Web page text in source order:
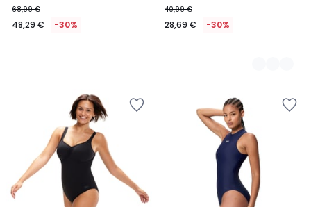
68,99 €
48,29 € -30%
40,99 €
28,69 € -30%